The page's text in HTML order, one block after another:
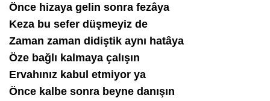
Önce hizaya gelin sonra fezâya
Keza bu sefer düşmeyiz de
Zaman zaman didiştik aynı hatâya
Öze bağlı kalmaya çalışın
Ervahınız kabul etmiyor ya
Önce kalbe sonra beyne danışın